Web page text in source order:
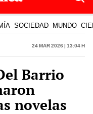
SOCIEDAD MUNDO
24 Mar 2026 | 13:04 h
Barrio
novelas